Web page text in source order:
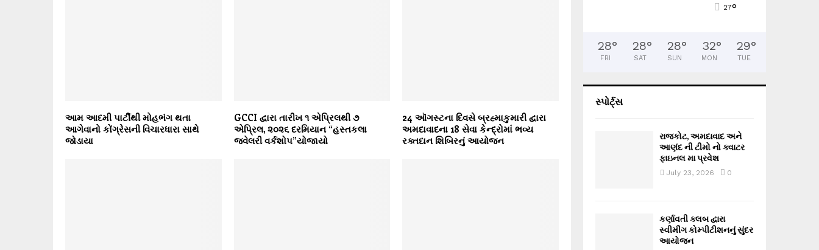
આમ આદમી પાર્ટીથી મોહભંગ થતા
આગેવાનો કોંગ્રેસની વિચારધારા સાથે
જોડાયા
GCCI દ્વારા તારીખ ૧ એપ્રિલથી ૭
એપ્રિલ, ૨૦૨૬ દરમિયાન “હસ્તકલા
જ્વેલરી વર્કશોપ”યોજાયો
24 ઑગસ્ટના દિવસે બ્રહ્માકુમારી દ્વારા
અમદાવાદના 18 સેવા કેન્દ્રોમાં ભવ્ય
રક્તદાન શિબિરનું આયોજન
27°
28°
FRI
28°
SAT
28°
SUN
32°
MON
29°
TUE
સ્પોર્ટ્સ
રાજકોટ, અમદાવાદ અને
આણંદ ની ટીમો નો ક્વાટર
ફાઇનલ મા પ્રવેશ
July 23, 2026 0
કર્ણાવતી ક્લબ દ્વારા
સ્વીમીંગ કોમ્પીટીશનનું સુંદર
આયોજન